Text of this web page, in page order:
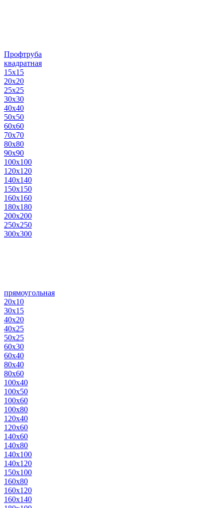
Профтруба
квадратная
15х15
20х20
25х25
30х30
40х40
50х50
60х60
70х70
80х80
90х90
100х100
120х120
140х140
150х150
160х160
180х180
200х200
250х250
300х300
прямоугольная
20х10
30х15
40х20
40х25
50х25
60х30
60х40
80х40
80х60
100х40
100х50
100х60
100х80
120х40
120х60
140х60
140х80
140х100
140х120
150х100
160х80
160х120
160х140